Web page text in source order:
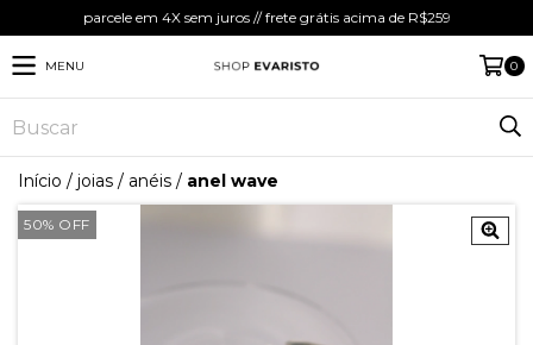
parcele em 4X sem juros // frete grátis acima de R$259
MENU 0
Início / joias / anéis / anel wave
50% OFF